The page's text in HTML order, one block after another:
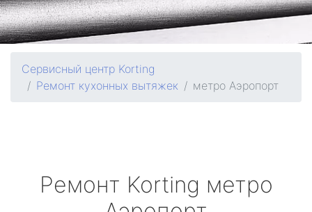
Сервисный центр Korting
Ремонт кухонных вытяжек
метро Аэропорт
Ремонт Korting метро